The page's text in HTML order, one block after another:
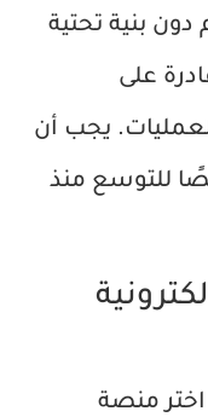
بنية تحتية
على
يجب أن
للتوسع منذ
اختر منصة